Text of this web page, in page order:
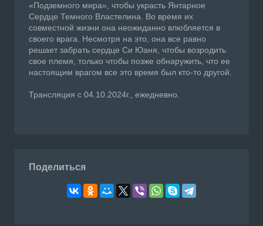
«Подземного мира», чтобы украсть Янтарное
Сердце Темного Властелина. Во время их
совместной жизни она неожиданно влюбляется в
своего врага. Несмотря на это, она все равно
решает забрать сердце Си Юаня, чтобы возродить
свое племя, только чтобы позже обнаружить, что ее
настоящим врагом все это время был кто-то другой.
Трансляция с 04.10.2024г., ежедневно.
Поделиться